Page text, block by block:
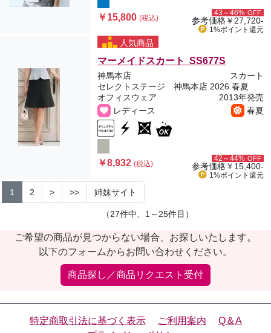
￥15,800(税込)
43～46% OFF
参考価格￥27,720-
1%ポイント 還元
人気商品
マーメイドスカート SS677S
神馬本店
スカート
セレクトステージ 神馬本店 2026 春夏
オフィスウェア
2013年発売
レディース
春夏
￥8,932(税込)
42～44% OFF
参考価格￥15,400-
1%ポイント 還元
1 2 > >> 姉妹サイト
（27件中、1～25件目）
ご希望の商品が見つからない場合、お探しいたします。
以下のフォームからお問い合わせください。
商品探し／商品リクエスト受付
特定商取引法に基づく表示 ご利用案内
Q＆A